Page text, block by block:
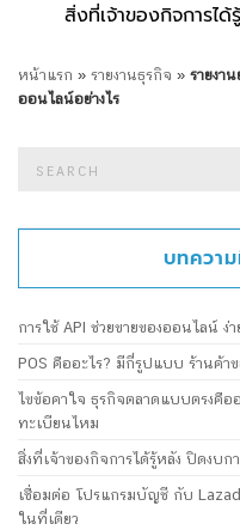
สิ่งที่เจ้าของกิจการไ
หน้าแรก » รายงานธุรกิจ » รายงา
ออนไลน์อย่างไร
บทควา
การใช้ API ช่วยขายของออนไลน์
POS คืออะไร? มีกี่รูปแบบ ร้านค้า
ไขข้อคาใจ ธุรกิจตลาดแบบตรงคือ
ทะเบียนไหม
สิ่งที่เจ้าของกิจการได้รู้หลัง ปิดงบกา
เชื่อมต่อ โปรแกรมบัญชี กับ
ในที่เดียว